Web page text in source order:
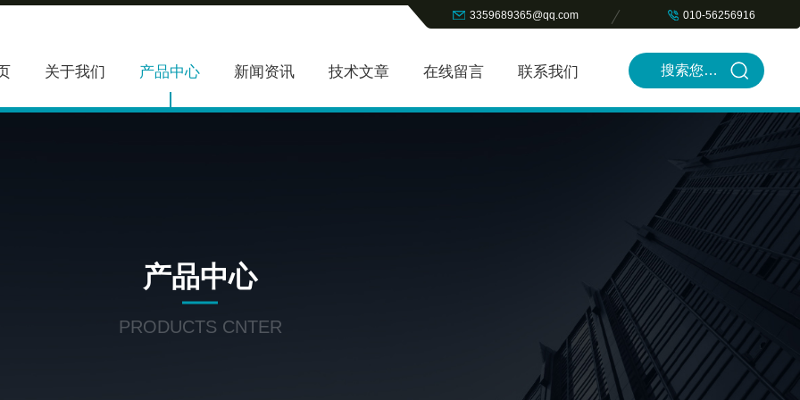
3359689365@qq.com 010-56256916
关于我们 产品中心 新闻资讯 技术文章 在线留言 联系我们
产品中心
PRODUCTS CNTER